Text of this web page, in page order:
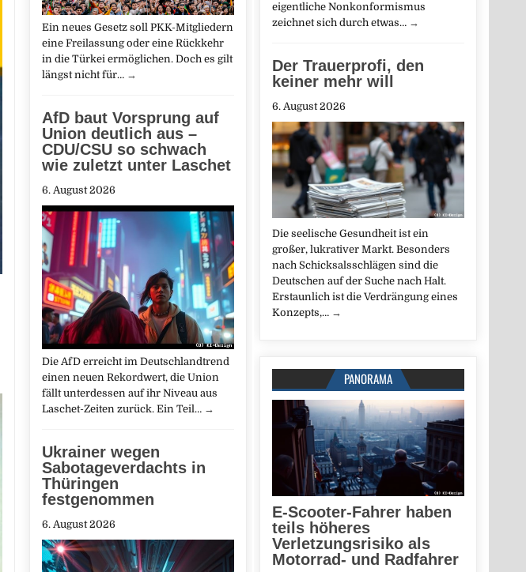
eigentliche Nonkonformismus
zeichnet sich durch etwas… →
Der Trauerprofi, den
keiner mehr will
6. August 2026
Die seelische Gesundheit ist ein
großer, lukrativer Markt. Besonders
nach Schicksalsschlägen sind die
Deutschen auf der Suche nach Halt.
Erstaunlich ist die Verdrängung eines
Konzepts,… →
PANORAMA
E-Scooter-Fahrer haben
teils höheres
Verletzungsrisiko als
Motorrad- und Radfahrer
Ein neues Gesetz soll PKK-Mitgliedern
eine Freilassung oder eine Rückkehr
in die Türkei ermöglichen. Doch es gilt
längst nicht für… →
AfD baut Vorsprung auf
Union deutlich aus –
CDU/CSU so schwach
wie zuletzt unter Laschet
6. August 2026
Die AfD erreicht im Deutschlandtrend
einen neuen Rekordwert, die Union
fällt unterdessen auf ihr Niveau aus
Laschet-Zeiten zurück. Ein Teil… →
Ukrainer wegen
Sabotageverdachts in
Thüringen
festgenommen
6. August 2026